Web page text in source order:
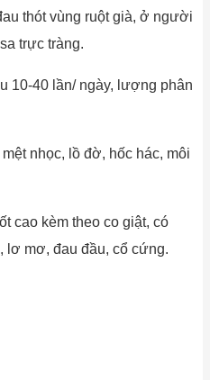
thót vùng ruột già, ở người
trực tràng.
10-40 lần/ ngày, lượng phân
nhọc, lồ đờ, hốc hác, môi
cao kèm theo co giật, có
lơ mơ, đau đầu, cổ cứng.